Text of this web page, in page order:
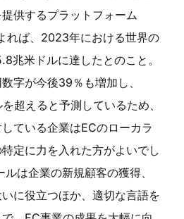
供するプラットフォーム
れば、2023年における世界の
兆米ドルに達したとのこと。
字が今後39％も増加し、
超えると予測しているため、
ている企業はECのローカラ
定に力を入れた方がよいでし
は企業の新規顧客の獲得、
に役立つほか、適切な言語を